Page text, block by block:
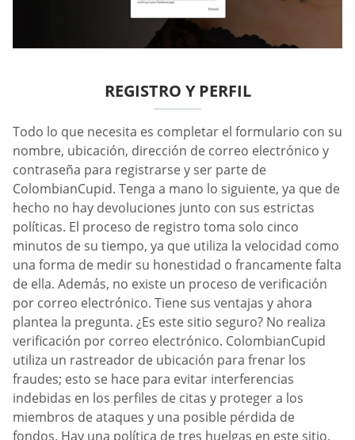
REGISTRO Y PERFIL
Todo lo que necesita es completar el formulario con su
nombre, ubicación, dirección de correo electrónico y
contraseña para registrarse y ser parte de
ColombianCupid. Tenga a mano lo siguiente, ya que de
hecho no hay devoluciones junto con sus estrictas
políticas. El proceso de registro toma solo cinco
minutos de su tiempo, ya que utiliza la velocidad como
una forma de medir su honestidad o francamente falta
de ella. Además, no existe un proceso de verificación
por correo electrónico. Tiene sus ventajas y ahora
plantea la pregunta. ¿Es este sitio seguro? No realiza
verificación por correo electrónico. ColombianCupid
utiliza un rastreador de ubicación para frenar los
fraudes; esto se hace para evitar interferencias
indebidas en los perfiles de citas y proteger a los
miembros de ataques y una posible pérdida de
fondos. Hay una política de tres huelgas en este sitio,